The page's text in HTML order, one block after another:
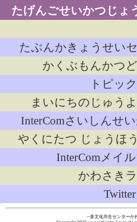
たげんごせいかつじょ
たぶんかきょうせい
かくぶもんかつ
トピッ
まいにちのじゅう
InterComさいしんせ
やくにたつ じょうほ
InterComメイ
かわさき
Twitter
--多文化共生センターか